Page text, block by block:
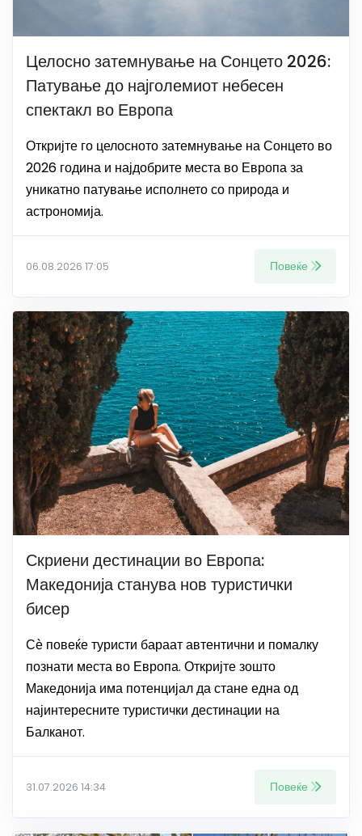
Целосно затемнување на Сонцето 2026:
Патување до најголемиот небесен
спектакл во Европа
Откријте го целосното затемнување на Сонцето во
2026 година и најдобрите места во Европа за
уникатно патување исполнето со природа и
астрономија.
06.08.2026 17:05 Повеќе
Скриени дестинации во Европа:
Македонија станува нов туристички
бисер
Сѐ повеќе туристи бараат автентични и помалку
познати места во Европа. Откријте зошто
Македонија има потенцијал да стане една од
најинтересните туристички дестинации на
Балканот.
31.07.2026 14:34 Повеќе